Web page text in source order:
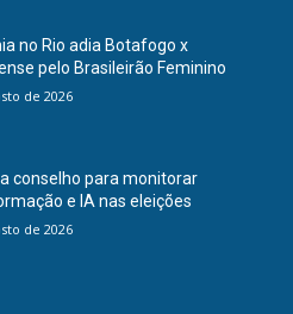
no Rio adia Botafogo x
pelo Brasileirão Feminino
de 2026
conselho para monitorar
e IA nas eleições
de 2026